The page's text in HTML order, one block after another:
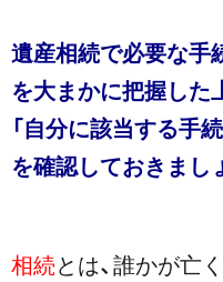
遺産相続で必要な手
を大まかに把握した
「自分に該当する手
を確認しておきまし
相続とは、誰かが亡